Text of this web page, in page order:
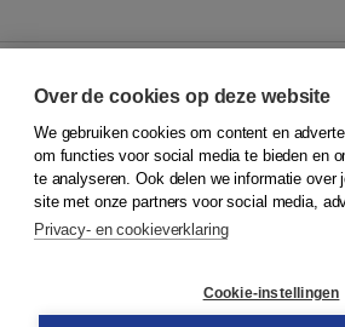
© 2026Koninklijke Boom uitgevers
Klantenservice
Service & informatie
Contact
Over de cookies op deze website
We gebruiken cookies om content en
om functies voor social media te bieden en
te analyseren. Ook delen we informatie over
site met onze partners voor social media,
Privacy- en cookieverklaring
Cookie-instellingen